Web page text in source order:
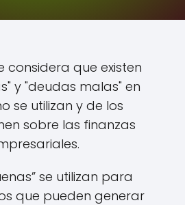
considera que existen
y "deudas malas" en
se utilizan y de los
sobre las finanzas
se utilizan para
que pueden generar